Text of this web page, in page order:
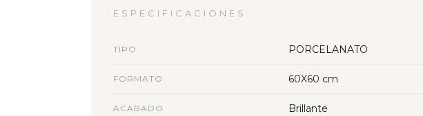
ESPECIFICACIONES
TIPO PORCELANATO
FORMATO 60X60 cm
ACABADO Brillante